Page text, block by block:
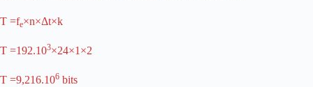
T =fe×n×Δt×k
T =192.103×24×1×2
T =9,216.106 bits